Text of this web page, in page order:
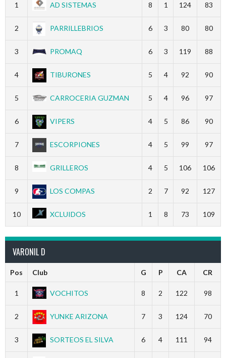
1 AD SISTEMAS 8 1 124 83
2 PARRILLEBRIOS 6 3 80 80
3 PROMAQ 6 3 119 88
4 TIBURONES 5 4 92 90
5 CARROCERIA GUZMAN 5 4 96 97
6 VIPERS 4 5 86 90
7 ESCORPIONES 4 5 99 97
8 GRILLEROS 4 5 106 106
9 LOS COMPAS 2 7 92 127
10 XCLUIDOS 1 8 73 109
VARONIL D
Pos Club G P CA CR
1 VOCHITOS 8 2 122 98
2 YUNKE ARIZONA 7 3 124 70
3 SORTEOS EL SILVA 6 4 111 94